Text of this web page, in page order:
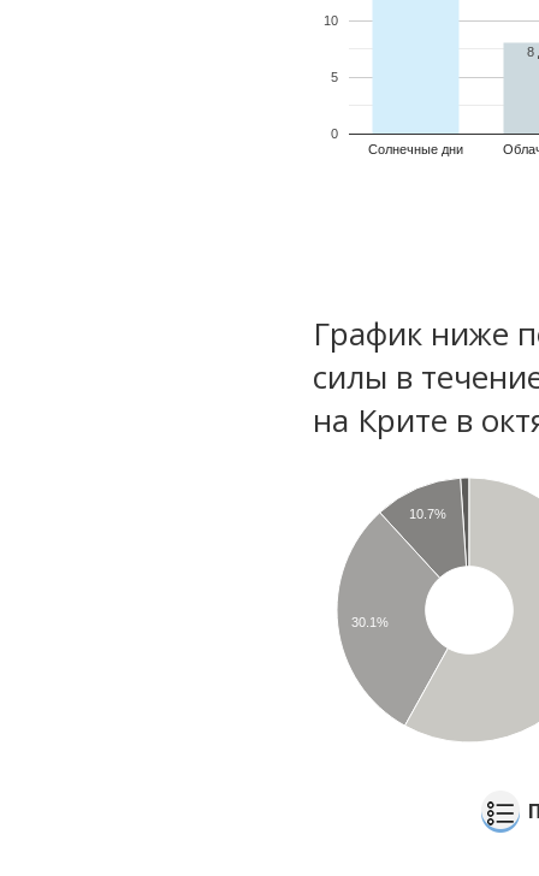
Солнечные дни
0
5
10
8
График ниже
силы в
на Крите в
10.7%
30.1%